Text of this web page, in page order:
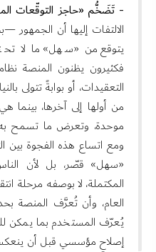
- تَضَخُّم «حاجز التوقّعات
الالتفات إليها أن
يتوقع من «سهل» ما لا
فكثيرون يظنون المنصة
التعقيدات، أو بوابةً تتولى
من أولها إلى آخرها، بينما
موحدة، وتعرض ما تسمح
ومع اتساع هذه الفجوة بين
«سهل» قصّر، بل لأن
المكتملة، لا بوصفه مرحلة
العام، وأن تُعرَّف المنصة
يُعرّف المستخدم بما يمكن
إصلاحٍ مؤسسي قبل أن